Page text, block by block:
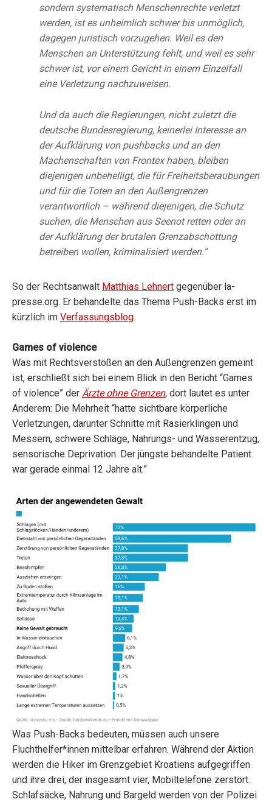
sondern systematisch Menschenrechte verletzt
werden, ist es unheimlich schwer bis unmöglich,
dagegen juristisch vorzugehen. Weil es den
Menschen an Unterstützung fehlt, und weil es sehr
schwer ist, vor einem Gericht in einem Einzelfall
eine Verletzung nachzuweisen.
Und da auch die Regierungen, nicht zuletzt die
deutsche Bundesregierung, keinerlei Interesse an
der Aufklärung von pushbacks und an den
Machenschaften von Frontex haben, bleiben
diejenigen unbehelligt, die für Freiheitsberaubungen
und für die Toten an den Außengrenzen
verantwortlich – während diejenigen, die Schutz
suchen, die Menschen aus Seenot retten oder an
der Aufklärung der brutalen Grenzabschottung
betreiben wollen, kriminalisiert werden.”
So der Rechtsanwalt Matthias Lehnert gegenüber la-
presse.org. Er behandelte das Thema Push-Backs erst im
kürzlich im Verfassungsblog.
Games of violence
Was mit Rechtsverstößen an den Außengrenzen gemeint
ist, erschließt sich bei einem Blick in den Bericht “Games
of violence” der Ärzte ohne Grenzen, dort lautet es unter
Anderem: Die Mehrheit “hatte sichtbare körperliche
Verletzungen, darunter Schnitte mit Rasierklingen und
Messern, schwere Schläge, Nahrungs- und Wasserentzug,
sensorische Deprivation. Der jüngste behandelte Patient
war gerade einmal 12 Jahre alt.”
Was Push-Backs bedeuten, müssen auch unsere
Fluchthelfer*innen mittelbar erfahren. Während der Aktion
werden die Hiker im Grenzgebiet Kroatiens aufgegriffen
und ihre drei, der insgesamt vier, Mobiltelefone zerstört.
Schlafsäcke, Nahrung und Bargeld werden von der Polizei